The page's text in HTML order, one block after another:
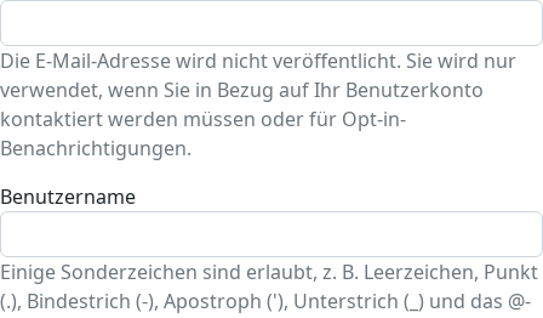
Die E-Mail-Adresse wird nicht veröffentlicht. Sie wird nur
verwendet, wenn Sie in Bezug auf Ihr Benutzerkonto
kontaktiert werden müssen oder für Opt-in-
Benachrichtigungen.
Benutzername
Einige Sonderzeichen sind erlaubt, z. B. Leerzeichen, Punkt
(.), Bindestrich (-), Apostroph ('), Unterstrich (_) und das @-